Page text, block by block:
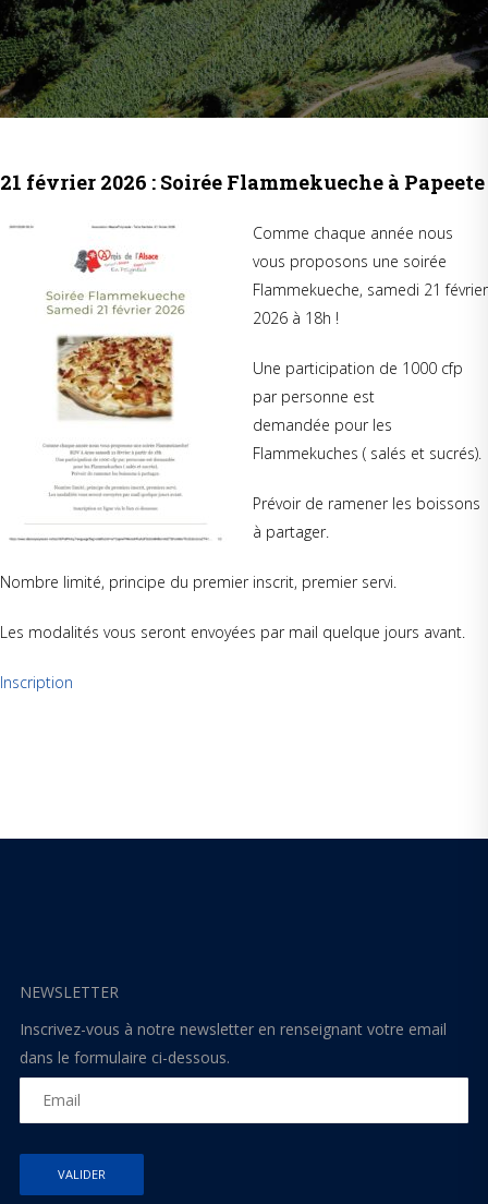
21 février 2026 : Soirée Flammekueche à Papeete
Comme chaque année nous
vous proposons une soirée
Flammekueche, samedi 21 février
2026 à 18h !
Une participation de 1000 cfp
par personne est
demandée pour les
Flammekuches ( salés et sucrés).
Prévoir de ramener les boissons
à partager.
Nombre limité, principe du premier inscrit, premier servi.
Les modalités vous seront envoyées par mail quelque jours avant.
Inscription
NEWSLETTER
Inscrivez-vous à notre newsletter en renseignant votre email
dans le formulaire ci-dessous.